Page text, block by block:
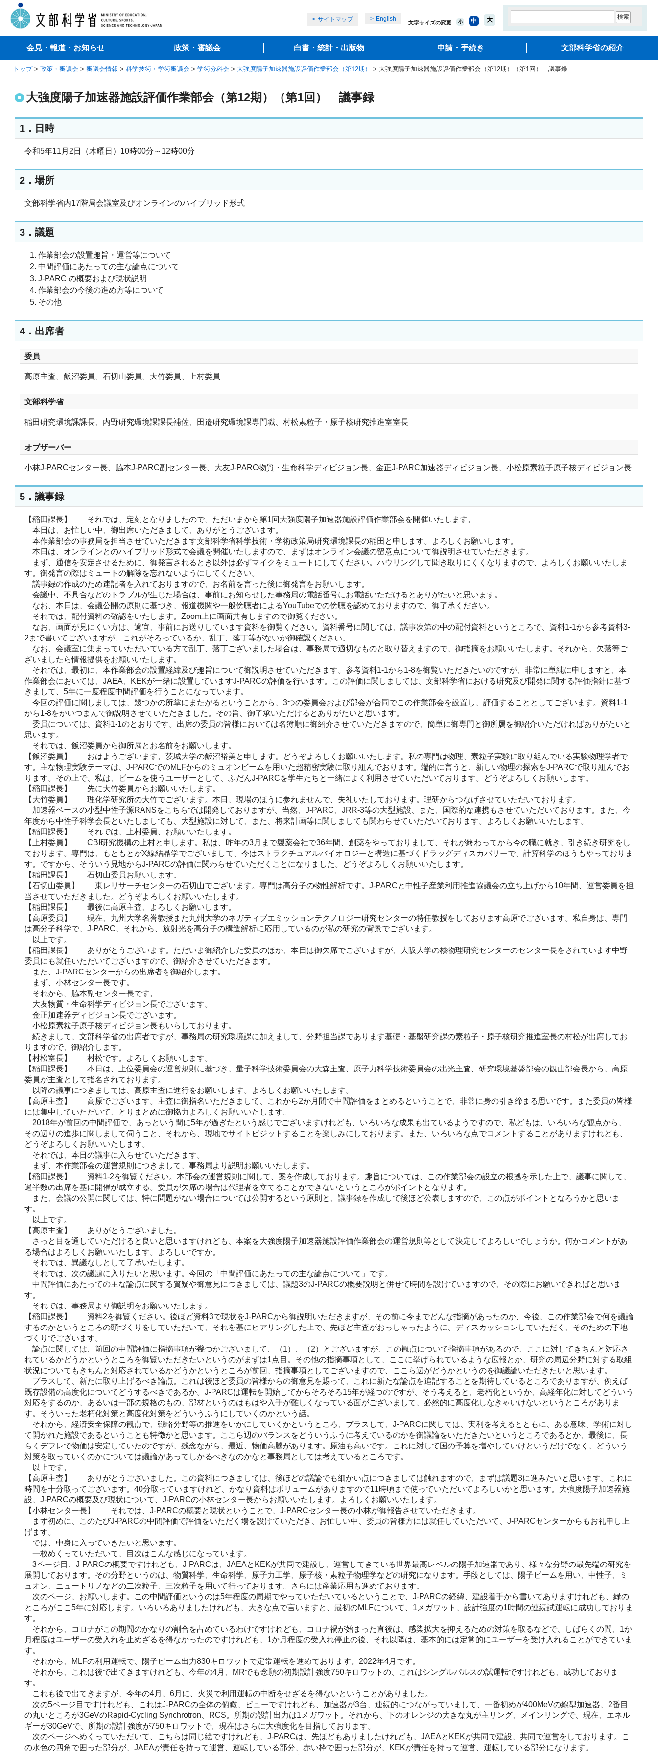
サイトマップ English
文字サイズの変更 小 中 大
会見・報道・お知らせ 政策・審議会 白書・統計・出版物 申請・手続き 文部科学省の紹介
トップ> 政策・審議会 > 審議会情報 > 科学技術・学術審議会 > 学術分科会 > 大強度陽子加速器施設評価作業部会（第12期） > 大強度陽子加速器施設評価作業部会（第12期）（第1回） 議事録
大強度陽子加速器施設評価作業部会（第12期）（第1回） 議事録
1．日時
令和5年11月2日（木曜日）10時00分～12時00分
2．場所
文部科学省内17階局会議室及びオンラインのハイブリッド形式
3．議題
作業部会の設置趣旨・運営等について
中間評価にあたっての主な論点について
J-PARC の概要および現状説明
作業部会の今後の進め方等について
その他
4．出席者
委員
高原主査、飯沼委員、石切山委員、大竹委員、上村委員
文部科学省
稲田研究環境課課長、内野研究環境課課長補佐、田邉研究環境課専門職、村松素粒子・原子核研究推進室室長
オブザーバー
小林J-PARCセンター長、脇本J-PARC副センター長、大友J-PARC物質・生命科学ディビジョン長、金正J-PARC加速器ディビジョン長、小松原素粒子原子核ディビジョン長
5．議事録
【稲田課長】 それでは、定刻となりましたので、ただいまから第1回大強度陽子加速器施設評価作業部会を開催いたします。
本日は、お忙しい中、御出席いただきまして、ありがとうございます。
本作業部会の事務局を担当させていただきます文部科学省科学技術・学術政策局研究環境課長の稲田と申します。よろしくお願いします。
本日は、オンラインとのハイブリッド形式で会議を開催いたしますので、まずはオンライン会議の留意点について御説明させていただきます。
まず、通信を安定させるために、御発言されるとき以外は必ずマイクをミュートにしてください。ハウリングして聞き取りにくくなりますので、よろしくお願いいたしま
す。御発言の際はミュートの解除を忘れないようにしてください。
議事録の作成のため速記者を入れておりますので、お名前を言った後に御発言をお願いします。
会議中、不具合などのトラブルが生じた場合は、事前にお知らせした事務局の電話番号にお電話いただけるとありがたいと思います。
なお、本日は、会議公開の原則に基づき、報道機関や一般傍聴者によるYouTubeでの傍聴を認めておりますので、御了承ください。
それでは、配付資料の確認をいたします。Zoom上に画面共有しますので御覧ください。
なお、画面が見にくい方は、適宜、事前にお送りしています資料を御覧ください。資料番号に関しては、議事次第の中の配付資料というところで、資料1-1から参考資料3-
2まで書いてございますが、これがそろっているか、乱丁、落丁等がないか御確認ください。
なお、会議室に集まっていただいている方で乱丁、落丁ございました場合は、事務局で適切なものと取り替えますので、御指摘をお願いいたします。それから、欠落等ご
ざいましたら情報提供をお願いいたします。
それでは、最初に、本作業部会の設置経緯及び趣旨について御説明させていただきます。参考資料1-1から1-8を御覧いただきたいのですが、非常に単純に申しますと、本
作業部会においては、JAEA、KEKが一緒に設置していますJ-PARCの評価を行います。この評価に関しましては、文部科学省における研究及び開発に関する評価指針に基づ
きまして、5年に一度程度中間評価を行うことになっています。
今回の評価に関しましては、幾つかの所掌にまたがるということから、3つの委員会および部会が合同でこの作業部会を設置し、評価することとしてございます。資料1-1
から1-8をかいつまんで御説明させていただきました。その旨、御了承いただけるとありがたいと思います。
委員については、資料1-1のとおりです。出席の委員の皆様においては名簿順に御紹介させていただきますので、簡単に御専門と御所属を御紹介いただければありがたいと
思います。
それでは、飯沼委員から御所属とお名前をお願いします。
【飯沼委員】 おはようございます。茨城大学の飯沼裕美と申します。どうぞよろしくお願いいたします。私の専門は物理、素粒子実験に取り組んでいる実験物理学者で
す。主な物理実験テーマは、J-PARCでのMLFからのミュオンビームを用いた超精密実験に取り組んでおります。端的に言うと、新しい物理の探索をJ-PARCで取り組んでお
ります。その上で、私は、ビームを使うユーザーとして、ふだんJ-PARCを学生たちと一緒によく利用させていただいております。どうぞよろしくお願いします。
【稲田課長】 先に大竹委員からお願いいたします。
【大竹委員】 理化学研究所の大竹でございます。本日、現場のほうに参れませんで、失礼いたしております。理研からつなげさせていただいております。
加速器ベースの小型中性子源RANSをこちらでは開発しておりますが、当然、J-PARC、JRR-3等の大型施設、また、国際的な連携もさせていただいております。また、今
年度から中性子科学会長といたしましても、大型施設に対して、また、将来計画等に関しましても関わらせていただいております。よろしくお願いいたします。
【稲田課長】 それでは、上村委員、お願いいたします。
【上村委員】 CBI研究機構の上村と申します。私は、昨年の3月まで製薬会社で36年間、創薬をやっておりまして、それが終わってから今の職に就き、引き続き研究をし
ております。専門は、もともとがX線結晶学でございまして、今はストラクチュアルバイオロジーと構造に基づくドラッグディスカバリーで、計算科学のほうもやっておりま
す。ですから、そういう見地からJ-PARCの評価に関わらせていただくことになりました。どうぞよろしくお願いいたします。
【稲田課長】 石切山委員お願いします。
【石切山委員】 東レリサーチセンターの石切山でございます。専門は高分子の物性解析です。J-PARCと中性子産業利用推進協議会の立ち上げから10年間、運営委員を担
当させていただきました。どうぞよろしくお願いいたします。
【稲田課長】 最後に高原主査、よろしくお願いします。
【高原委員】 現在、九州大学名誉教授また九州大学のネガティブエミッションテクノロジー研究センターの特任教授をしております高原でございます。私自身は、専門
は高分子科学で、J-PARC、それから、放射光を高分子の構造解析に応用しているのが私の研究の背景でございます。
以上です。
【稲田課長】 ありがとうございます。ただいま御紹介した委員のほか、本日は御欠席でございますが、大阪大学の核物理研究センターのセンター長をされています中野
委員にも就任いただいてございますので、御紹介させていただきます。
また、J-PARCセンターからの出席者を御紹介します。
まず、小林センター長です。
それから、脇本副センター長です。
大友物質・生命科学ディビジョン長でございます。
金正加速器ディビジョン長でございます。
小松原素粒子原子核ディビジョン長もいらしております。
続きまして、文部科学省の出席者ですが、事務局の研究環境課に加えまして、分野担当課であります基礎・基盤研究課の素粒子・原子核研究推進室長の村松が出席してお
りますので、御紹介します。
【村松室長】 村松です。よろしくお願いします。
【稲田課長】 本日は、上位委員会の運営規則に基づき、量子科学技術委員会の大森主査、原子力科学技術委員会の出光主査、研究環境基盤部会の観山部会長から、高原
委員が主査として指名されております。
以降の議事につきましては、高原主査に進行をお願いします。よろしくお願いいたします。
【高原主査】 高原でございます。主査に御指名いただきまして、これから2か月間で中間評価をまとめるということで、非常に身の引き締まる思いです。また委員の皆様
には集中していただいて、とりまとめに御協力よろしくお願いいたします。
2018年が前回の中間評価で、あっという間に5年が過ぎたという感じでございますけれども、いろいろな成果も出ているようですので、私どもは、いろいろな観点から、
その辺りの進歩に関しまして伺うこと、それから、現地でサイトビジットすることを楽しみにしております。また、いろいろな点でコメントすることがありますけれども、
どうぞよろしくお願いいたします。
それでは、本日の議事に入らせていただきます。
まず、本作業部会の運営規則につきまして、事務局より説明お願いいたします。
【稲田課長】 資料1-2を御覧ください。本部会の運営規則に関して、案を作成しております。趣旨については、この作業部会の設立の根拠を示した上で、議事に関して、
過半数の出席を基に開催が成立する。委員が欠席の場合は代理者を立てることができないというところがポイントとなります。
また、会議の公開に関しては、特に問題がない場合については公開するという原則と、議事録を作成して後ほど公表しますので、この点がポイントとなろうかと思いま
す。
以上です。
【高原主査】 ありがとうございました。
さっと目を通していただけると良いと思いますけれども、本案を大強度陽子加速器施設評価作業部会の運営規則等として決定してよろしいでしょうか。何かコメントがあ
る場合はよろしくお願いいたします。よろしいですか。
それでは、異議なしとして了承いたします。
それでは、次の議題に入りたいと思います。今回の「中間評価にあたっての主な論点について」です。
中間評価にあたっての主な論点に関する質疑や御意見につきましては、議題3のJ-PARCの概要説明と併せて時間を設けていますので、その際にお願いできればと思いま
す。
それでは、事務局より御説明をお願いいたします。
【稲田課長】 資料2を御覧ください。後ほど資料3で現状をJ-PARCから御説明いただきますが、その前に今までどんな指摘があったのか、今後、この作業部会で何を議論
するのかというところの頭づくりをしていただいて、それを基にヒアリングした上で、先ほど主査がおっしゃったように、ディスカッションしていただく、そのための下地
づくりでございます。
論点に関しては、前回の中間評価に指摘事項が幾つかございまして、（1）、（2）とございますが、この観点について指摘事項があるので、ここに対してきちんと対応さ
れているかどうかというところを御覧いただきたいというのがまずは1点目。その他の指摘事項として、ここに挙げられているような広報とか、研究の周辺分野に対する取組
状況についてもきちんと対応されているかどうかというところが前回、指摘事項としてございますので、ここら辺がどうかというのを御議論いただきたいと思います。
プラスして、新たに取り上げるべき論点。これは後ほど委員の皆様からの御意見を賜って、これに新たな論点を追記することを期待しているところでありますが、例えば
既存設備の高度化についてどうするべきであるか。J-PARCは運転を開始してからそろそろ15年が経つのですが、そう考えると、老朽化というか、高経年化に対してどういう
対応をするのか、あるいは一部の規格のもの、部材というのはもはや入手が難しくなっている面がございまして、必然的に高度化しなきゃいけないというところがありま
す。そういった老朽化対策と高度化対策をどういうふうにしていくのかという話。
それから、経済安全保障の観点で、戦略分野等の推進をいかにしていくかというところ、プラスして、J-PARCに関しては、実利を考えるとともに、ある意味、学術に対し
て開かれた施設であるということも特徴かと思います。ここら辺のバランスをどういうふうに考えているのかを御議論をいただきたいというところであるとか、最後に、長
らくデフレで物価は安定していたのですが、残念ながら、最近、物価高騰があります。原油も高いです。これに対して国の予算を増やしていけというだけでなく、どういう
対策を取っていくのかについては議論があってしかるべきなのかなと事務局としては考えているところです。
以上です。
【高原主査】 ありがとうございました。この資料につきましては、後ほどの議論でも細かい点につきましては触れますので、まずは議題3に進みたいと思います。これに
時間を十分取ってございます。40分取っていますけれど、かなり資料はボリュームがありますので11時頃まで使っていただいてよろしいかと思います。大強度陽子加速器施
設、J-PARCの概要及び現状について、J-PARCの小林センター長からお願いいたします。よろしくお願いいたします。
【小林センター長】 それでは、J-PARCの概要と現状ということで、J-PARCセンター長の小林が御報告させていただきます。
まず初めに、このたびJ-PARCの中間評価で評価をいただく場を設けていただき、お忙しい中、委員の皆様方には就任していただいて、J-PARCセンターからもお礼申し上
げます。
では、中身に入っていきたいと思います。
一枚めくっていただいて、目次はこんな感じになっています。
3ページ目、J-PARCの概要ですけれども、J-PARCは、JAEAとKEKが共同で建設し、運営してきている世界最高レベルの陽子加速器であり、様々な分野の最先端の研究を
展開しております。その分野というのは、物質科学、生命科学、原子力工学、原子核・素粒子物理学などの研究になります。手段としては、陽子ビームを用い、中性子、ミ
ュオン、ニュートリノなどの二次粒子、三次粒子を用いて行っております。さらには産業応用も進めております。
次のページ、お願いします。この中間評価というのは5年程度の周期でやっていただいているということで、J-PARCの経緯、建設着手から書いてありますけれども、緑の
ところがここ5年に対応します。いろいろありましたけれども、大きな点で言いますと、最初のMLFについて、1メガワット、設計強度の1時間の連続試運転に成功しておりま
す。
それから、コロナがこの期間のかなりの割合を占めているわけですけれども、コロナ禍が始まった直後は、感染拡大を抑えるための対策を取るなどで、しばらくの間、1か
月程度はユーザーの受入れを止めざるを得なかったのですけれども、1か月程度の受入れ停止の後、それ以降は、基本的には定常的にユーザーを受け入れることができていま
す。
それから、MLFの利用運転で、陽子ビーム出力830キロワットで定常運転を進めております。2022年4月です。
それから、これは後で出てきますけれども、今年の4月、MRでも念願の初期設計強度750キロワットの、これはシングルパルスの試運転ですけれども、成功しておりま
す。
これも後で出てきますが、今年の4月、6月に、火災で利用運転の中断をせざるを得ないということがありました。
次の5ページ目ですけれども、これはJ-PARCの全体の俯瞰、ビューですけれども、加速器が3台、連続的につながっていまして、一番初めが400MeVの線型加速器、2番目
の丸いところが3GeVのRapid-Cycling Synchrotron、RCS。所期の設計出力は1メガワット。それから、下のオレンジの大きな丸が主リング、メインリングで、現在、エネル
ギーが30GeVで、所期の設計強度が750キロワットで、現在はさらに大強度化を目指しております。
次のページへめくっていただいて、こちらは同じ絵ですけれども、J-PARCは、先ほどもありましたけれども、JAEAとKEKが共同で建設、共同で運営をしております。こ
の水色の四角で囲った部分が、JAEAが責任を持って運営、運転している部分、赤い枠で囲った部分が、KEKが責任を持って運営、運転している部分になります。